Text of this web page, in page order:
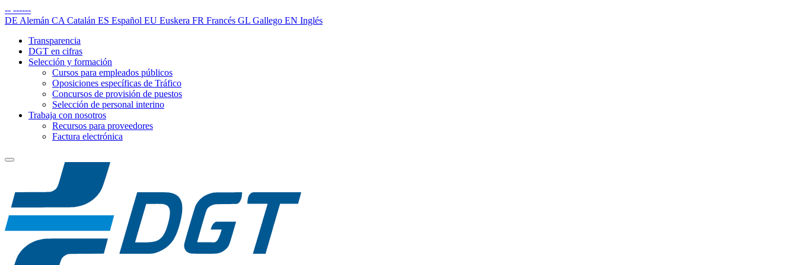
-- ------
DE Alemán CA Catalán ES Español EU Euskera FR Francés GL Gallego EN Inglés
Transparencia
DGT en cifras
Selección y formación
Cursos para empleados públicos
Oposiciones específicas de Tráfico
Concursos de provisión de puestos
Selección de personal interino
Trabaja con nosotros
Recursos para proveedores
Factura electrónica